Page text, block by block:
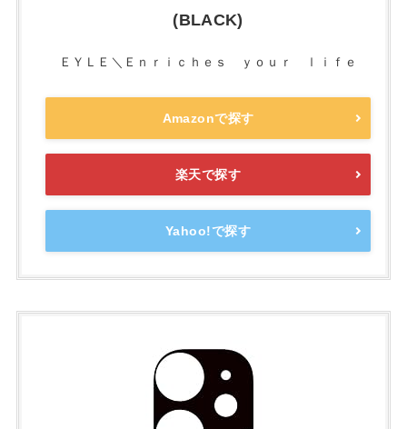
(BLACK)
ＥＹＬＥ＼Ｅｎｒｉｃｈｅｓ ｙｏｕｒ ｌｉｆｅ
Amazonで探す
楽天で探す
Yahoo!で探す